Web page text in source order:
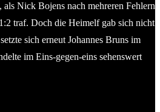
als Nick Bojens nach mehreren Fehlern
traf. Doch die Heimelf gab sich nicht
sich erneut Johannes Bruns im
im Eins-gegen-eins sehenswert